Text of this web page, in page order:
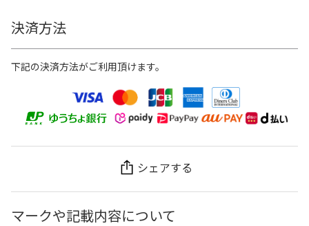
決済方法
下記の決済方法がご利用頂けます。
シェアする
マークや記載内容について